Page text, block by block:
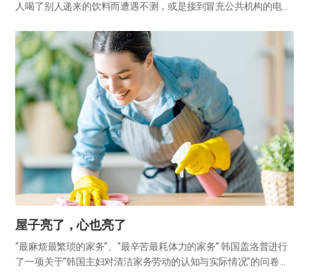
人喝了别人递来的饮料而遭遇不测，或是接到冒充公共机构的电话
也早已失去了意义，许多人将家门紧锁，连住在隔壁的人是谁都不
知道，…
屋子亮了，心也亮了
“最麻烦最繁琐的家务”、“最辛苦最耗体力的家务” 韩国盖洛普进行
了一项关于“韩国主妇对清洁家务劳动的认知与实际情况”的问卷调